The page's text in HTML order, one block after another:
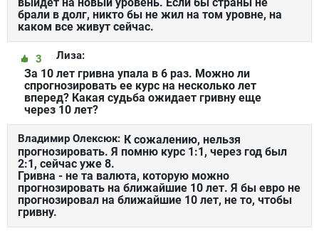
брали в долг, никто бы не жил на том уровне, на
каком все живут сейчас.
Лиза:
3
За 10 лет гривна упала в 6 раз. Можно ли
спрогнозировать ее курс на несколько лет
вперед? Какая судьба ожидает гривну еще
через 10 лет?
Владимир Олексюк: К сожалению, нельзя
прогнозировать. Я помню курс 1:1, через год был
2:1, сейчас уже 8.
Гривна - не та валюта, которую можно
прогнозировать на ближайшие 10 лет. Я бы евро не
прогнозировал на ближайшие 10 лет, не то, чтобы
гривну.